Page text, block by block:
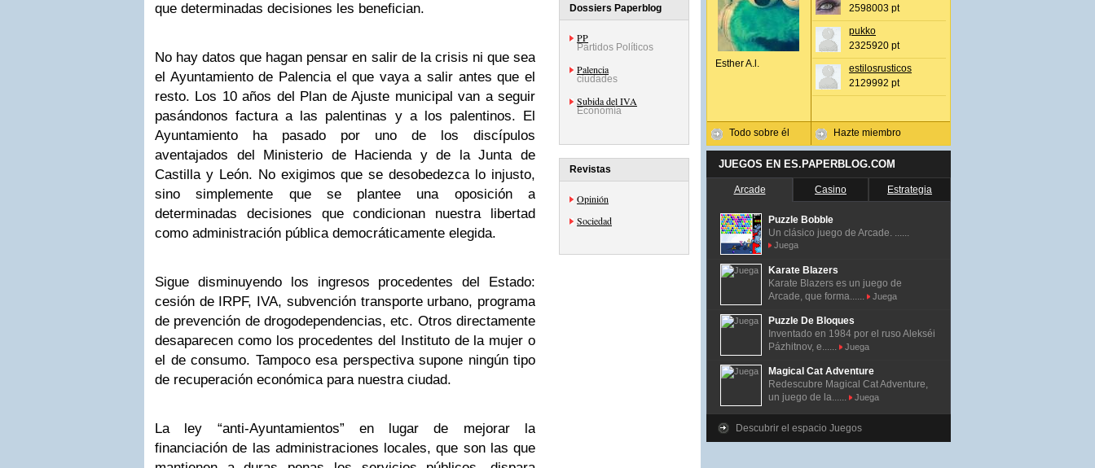
que determinadas decisiones les benefician.
No hay datos que hagan pensar en salir de la crisis ni que sea
el Ayuntamiento de Palencia el que vaya a salir antes que el
resto. Los 10 años del Plan de Ajuste municipal van a seguir
pasándonos factura a las palentinas y a los palentinos. El
Ayuntamiento ha pasado por uno de los discípulos
aventajados del Ministerio de Hacienda y de la Junta de
Castilla y León. No exigimos que se desobedezca lo injusto,
sino simplemente que se plantee una oposición a
determinadas decisiones que condicionan nuestra libertad
como administración pública democráticamente elegida.
Sigue disminuyendo los ingresos procedentes del Estado:
cesión de IRPF, IVA, subvención transporte urbano, programa
de prevención de drogodependencias, etc. Otros directamente
desaparecen como los procedentes del Instituto de la mujer o
el de consumo. Tampoco esa perspectiva supone ningún tipo
de recuperación económica para nuestra ciudad.
La ley “anti-Ayuntamientos” en lugar de mejorar la
financiación de las administraciones locales, que son las que
Dossiers Paperblog
PP
Partidos Políticos
Palencia
ciudades
Subida del IVA
Economía
Revistas
Opinión
Sociedad
Esther A.l.
Todo sobre él
2598003 pt
pukko
2325920 pt
estilosrusticos
2129992 pt
Hazte miembro
JUEGOS EN ES.PAPERBLOG.COM
Arcade Casino Estrategia
Puzzle Bobble
Un clásico juego de Arcade. ......
Juega
Karate Blazers
Karate Blazers es un juego de
Arcade, que forma......
Juega
Puzzle De Bloques
Inventado en 1984 por el ruso Alekséi
Pázhitnov, e......
Juega
Magical Cat Adventure
Redescubre Magical Cat Adventure,
un juego de la......
Juega
Descubrir el espacio Juegos